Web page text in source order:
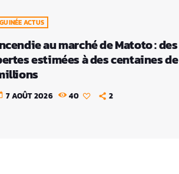
GUINÉE ACTUS
au marché de Matoto : des
estimées à des centaines de
7 AOÛT 2026 40 2